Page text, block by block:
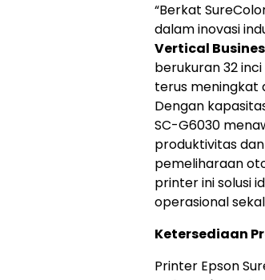
“Berkat
dalam inovasi
Vertical
berukuran 32
terus meningkat
Dengan
SC-G6030
produktivitas
pemeliharaan
printer ini solusi
operasional
Ketersediaan
Printer Epson